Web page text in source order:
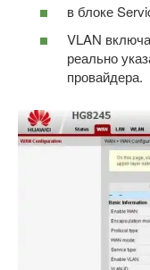
в блоке
VLAN
реально
провайдера.